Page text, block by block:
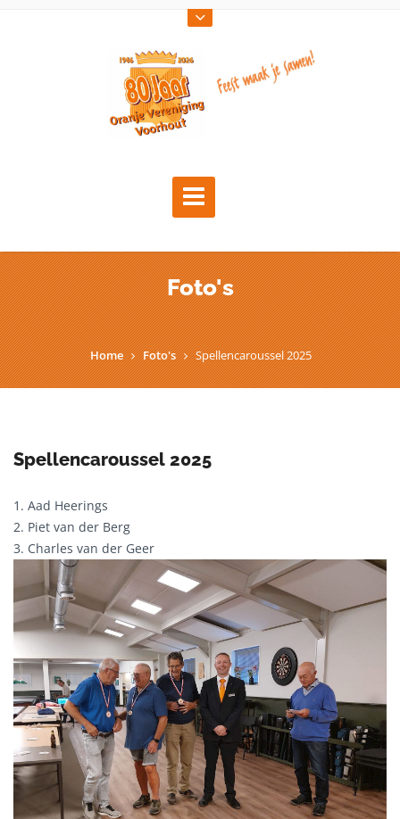
Foto's
Home Foto's Spellencaroussel 2025
Spellencaroussel 2025
1. Aad Heerings
2. Piet van der Berg
3. Charles van der Geer